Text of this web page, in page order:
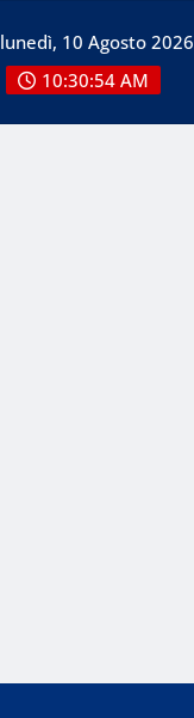
lunedì, 10 Agosto 2026
10:30:54 AM